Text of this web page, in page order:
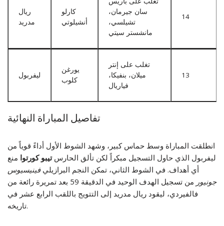
ريال
مدريد
كارلو
أنشيلوتي
سان جيرمان،
تشيلسي،
مانشستر سيتي
14
ليفربول
يورغن
كلوب
تغلب على إنتر
ميلان، بنفيكا،
فياريال
13
تفاصيل المباراة النهائية
انطلقت المباراة وسط حماس كبير، وشهد الشوط الأول أداءً قوياً من
ليفربول الذي حاول التسجيل مبكراً لكن تألق الحارستيبو كورتوا منع
أي أهداف. في الشوط الثاني، تمكن النجم البرازيليفينيسيوس
جونيور
من تسجيل الهدف الوحيد في الدقيقة 59 بعد تمريرة رائعة من
فالفيردي، ليقود ريال مدريد إلى التتويج باللقب الرابع عشر في
تاريخه.